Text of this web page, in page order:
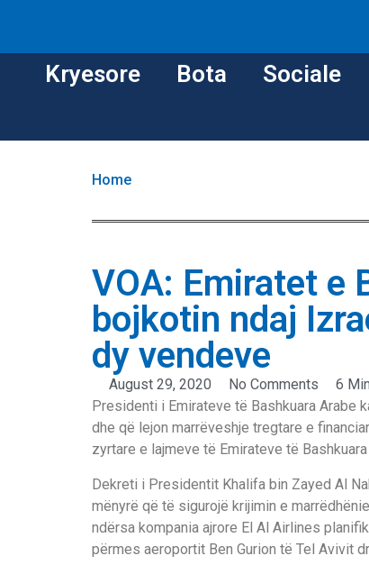
Kryesore Bota Sociale
Home
VOA: Emiratet e
bojkotin ndaj
dy vendeve
August 29, 2020 No Comments
6
Presidenti i Emirateve të Bashkuara Arabe
dhe që lejon marrëveshje tregtare e
zyrtare e lajmeve të Emirateve të Bashkuara
Dekreti i Presidentit Khalifa bin Zayed Al
mënyrë që të sigurojë krijimin e
ndërsa kompania ajrore El Al Airlines
përmes aeroportit Ben Gurion të Tel Avivit